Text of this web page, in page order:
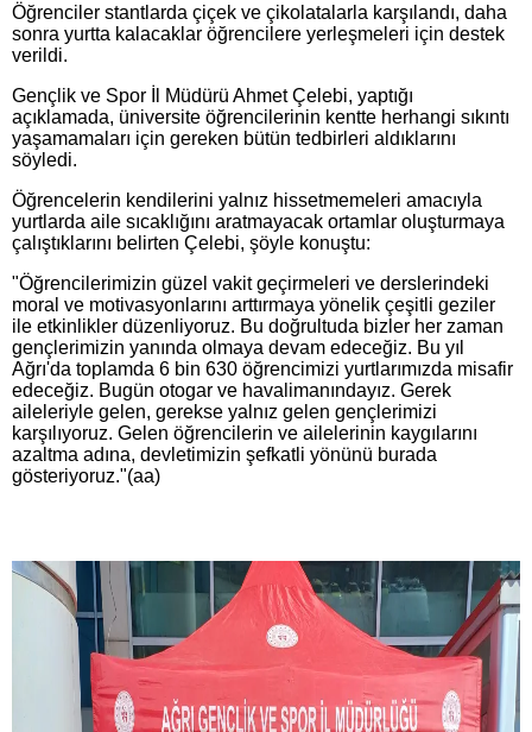
Öğrenciler stantlarda çiçek ve çikolatalarla karşılandı, daha
sonra yurtta kalacaklar öğrencilere yerleşmeleri için destek
verildi.
Gençlik ve Spor İl Müdürü Ahmet Çelebi, yaptığı
açıklamada, üniversite öğrencilerinin kentte herhangi sıkıntı
yaşamamaları için gereken bütün tedbirleri aldıklarını
söyledi.
Öğrencelerin kendilerini yalnız hissetmemeleri amacıyla
yurtlarda aile sıcaklığını aratmayacak ortamlar oluşturmaya
çalıştıklarını belirten Çelebi, şöyle konuştu:
"Öğrencilerimizin güzel vakit geçirmeleri ve derslerindeki
moral ve motivasyonlarını arttırmaya yönelik çeşitli geziler
ile etkinlikler düzenliyoruz. Bu doğrultuda bizler her zaman
gençlerimizin yanında olmaya devam edeceğiz. Bu yıl
Ağrı'da toplamda 6 bin 630 öğrencimizi yurtlarımızda misafir
edeceğiz. Bugün otogar ve havalimanındayız. Gerek
aileleriyle gelen, gerekse yalnız gelen gençlerimizi
karşılıyoruz. Gelen öğrencilerin ve ailelerinin kaygılarını
azaltma adına, devletimizin şefkatli yönünü burada
gösteriyoruz."(aa)